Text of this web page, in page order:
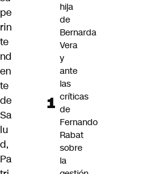
pe
rin
te
nd
en
te
de
Sa
lu
d,
Pa
hija
de
Bernarda
Vera
y
ante
las
críticas
de
Fernando
Rabat
sobre
la